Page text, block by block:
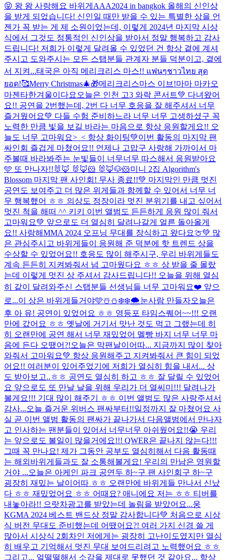
😝 왕 왕 사랑해요 바위게 AAA2024 in bangkok 올해의 신인상
을 받게 되었습니다! 신인일 때만 받을 수 있는 특별한 상을 언
젠가 꼭 받는 게 제 소원이었는데, 이렇게 2024년 마지막 시상
식에서 그것도 정통적인 신인상을 받아서 정말 행복하고 감사
드립니다! 저희가 이렇게 달려올 수 있었던 건 항상 곁에 계셔
주시고 도와주시는 모든 스탭분들 관계자 분들 덕분이고, 곁에
서 지켜...태국은 아직 메리크리스 마스!! แฟนๆชาวไทย สุด
ยอด!🥰Merry Christmas🎄🎁메리크리스마스 이브!마마 마카오
마젠타한겨울이다요 오늘은 인천 고3 와락 콘서트💚 다녀왔어
요!! 공연을 2번했는데, 2번 다 너무 호응을 잘 해주셔서 너무
즐거웠어요💚 다들 수험 준비하느라 너무 너무 고생하셨구 꼭
노력한 만큼 빛을 보길 바라는 마음으로 항상 응원할게요!! 오
늘도 너무 고마워요>_< 항상 화이팅💚이번 활동의 마지막 팬
싸인회 즐겁게 마쳤어요!! 언제나 고맙구 사랑해 가까이서 마
주볼때 바라봐주는 눈빛들이 너무너무 따스해서 응원받아요
🩵 또 만나자!! 🐰🦊 🐰🦊🐹 🐰🦊🐶🐹미니 2집 Algorithm's
Blossom 마지막 팬 사인회! 무사 종료!!💚 마지막인 만큼 멋진
공연도 보여주고 더 많은 위게들과 함께할 수 있어서 너무 너
무 행복했어 ㅎㅎ 의상도 정장이라 멋진 분위기를 내고 싶어서
멋진 척을 해떠 ^^ 키키 이번 앨범도 든든하게 응원 많이 줘서
고마워요💚 앞으로도 더 열심히 달려나갈게 얼른 돌아올게
요!! 사랑해MMA 2024 오프닝 무대를 장식하고 왔다요🍈💚 많
은 관심주시고 바위게들이 응원해 준 덕분에 핫 트렌드 상을
수상할 수 있었어요!! 호응도 많이 해주시구, 우리 바위게들도
계속 든든히 지켜봐줘서 넘 고마웠다요 ㅎㅎ 상 받을 줄 몰랐
는데 이렇게 멋진 상 주셔서 감사드립니다!! 오늘을 위해 열심
히 같이 달려와주신 스탭분들 선생님들 너무 고마워요❤️ 앞으
로...이 상은 바위게들거야🩵☃️⛄️❄️❄️🌨️눈사람 만들자오늘은
후 아 유! 공연이 있었어요 ㅎㅎ 영등포 타임스퀘어~~!!! 오랜
만에 갔어요 ㅎㅎ 옛날에 거기서 맛난 것도 먹고 그랬는데 히
히 오랜만에 공연 해서 너무 재밌었어 멜빵 바지 너무 너무 마
음에 든다 오땠어?!오늘은 막팬날이어따... 지금까지 많이 찾아
와줘서 고마워요💚 항상 응원해주고 지켜봐줘서 큰 힘이 되었
어요!! 여러분이 있어주었기에 저희가 열심히 힘을 내서... 상
도 받아보고..ㅎㅎ 공연도 열심히 하고 ㅎㅎ 잘 달릴 수 있었어
요 앞으로도 또 만날 날을 위해 우리가 더 열씨미!!! 달려나가
볼게요!!! 기대 많이 해주기 ㅎㅎ 이번 앨범도 많은 사랑주셔서
감사...오늘 즐거운 위버스 팬싸부터!!일정까지 잘 마쳤어요 사
실 곧 이번 앨범 활동의 팬싸가 끝나가서 다음앨범에서 만나자
고 인사하는 팬분들이 있어서 너무너무 아쉬웠어요!!😭 우리
는 앞으로도 볼일이 많을거에요!!! QWER은 끝나지 않는다!!!
그때 꼭 만나요! 제가 그동안 공부도 열심히해서 다음 활동때
는 해외바위게들과도 잘 소통해볼게요! 우리의 만남은 영원할
거야 ...오늘은 아케인 파크 공연두 하~구 팬 사인회구 하~구
굉장히 재밌는 날이어따 ㅎㅎ 오랜만에 바위게들 만나서 신났
다 ㅎㅎ 재밌었어요 ㅎㅎ 어때요? 애니에요 저는 ㅎㅎ 티버를
내놓아라!! 으랏차광고를 받았는데 놀림을 받았어요...웅
KGMA 2024 베스트 밴드상 정말 감사합니다💚 처음으로 시상
식 버전 무대도 준비했는데 어땠어요?! 여러 가지 신경 쓸 게
많아서 시상식 2회차인 저에게는 굉장히 고난이도였지만 열심
히 배우고 기억해서 멋진 무대 보여드리려고 노력했어요 ㅎㅎ
그리고... 얼떨떨해서 소감을 제대로 못했던 것 같아요... 항상